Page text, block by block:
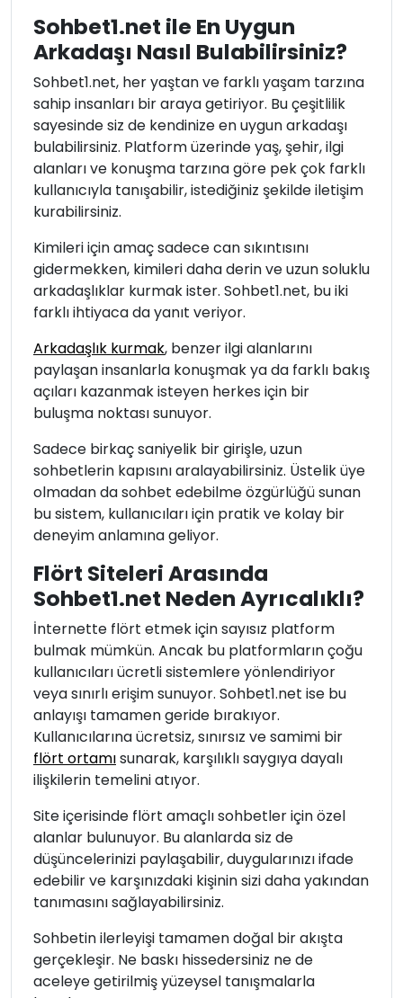
Sohbet1.net ile En Uygun
Arkadaşı Nasıl Bulabilirsiniz?
Sohbet1.net, her yaştan ve farklı yaşam tarzına
sahip insanları bir araya getiriyor. Bu çeşitlilik
sayesinde siz de kendinize en uygun arkadaşı
bulabilirsiniz. Platform üzerinde yaş, şehir, ilgi
alanları ve konuşma tarzına göre pek çok farklı
kullanıcıyla tanışabilir, istediğiniz şekilde iletişim
kurabilirsiniz.
Kimileri için amaç sadece can sıkıntısını
gidermekken, kimileri daha derin ve uzun soluklu
arkadaşlıklar kurmak ister. Sohbet1.net, bu iki
farklı ihtiyaca da yanıt veriyor.
Arkadaşlık kurmak, benzer ilgi alanlarını
paylaşan insanlarla konuşmak ya da farklı bakış
açıları kazanmak isteyen herkes için bir
buluşma noktası sunuyor.
Sadece birkaç saniyelik bir girişle, uzun
sohbetlerin kapısını aralayabilirsiniz. Üstelik üye
olmadan da sohbet edebilme özgürlüğü sunan
bu sistem, kullanıcıları için pratik ve kolay bir
deneyim anlamına geliyor.
Flört Siteleri Arasında
Sohbet1.net Neden Ayrıcalıklı?
İnternette flört etmek için sayısız platform
bulmak mümkün. Ancak bu platformların çoğu
kullanıcıları ücretli sistemlere yönlendiriyor
veya sınırlı erişim sunuyor. Sohbet1.net ise bu
anlayışı tamamen geride bırakıyor.
Kullanıcılarına ücretsiz, sınırsız ve samimi bir
flört ortamısunarak, karşılıklı saygıya dayalı
ilişkilerin temelini atıyor.
Site içerisinde flört amaçlı sohbetler için özel
alanlar bulunuyor. Bu alanlarda siz de
düşüncelerinizi paylaşabilir, duygularınızı ifade
edebilir ve karşınızdaki kişinin sizi daha yakından
tanımasını sağlayabilirsiniz.
Sohbetin ilerleyişi tamamen doğal bir akışta
gerçekleşir. Ne baskı hissedersiniz ne de
aceleye getirilmiş yüzeysel tanışmalarla